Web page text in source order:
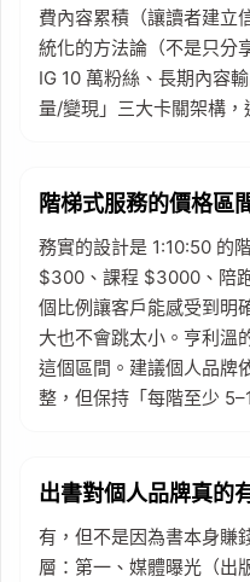
費內容累積（讓讀者建立
統化的方法論（不是只分
IG 10 萬粉絲、長期內容
量/變現」三大卡關架構，
階梯式服務的價格區
務實的設計是 1:10:50
$300、課程 $3000、陪
個比例讓客戶能感受到明
大也不會跳太小。亨利溫
這個區間。建議個人品牌
整，但保持「每階至少
出書對個人品牌真的
有，但不是因為書本身賺
層：第一、媒體曝光（出